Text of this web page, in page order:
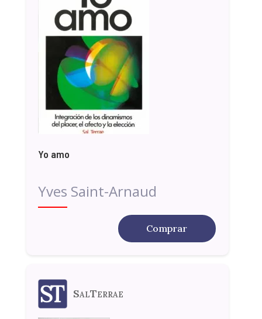
Yo amo
Yves Saint-Arnaud
Comprar
SalTerrae